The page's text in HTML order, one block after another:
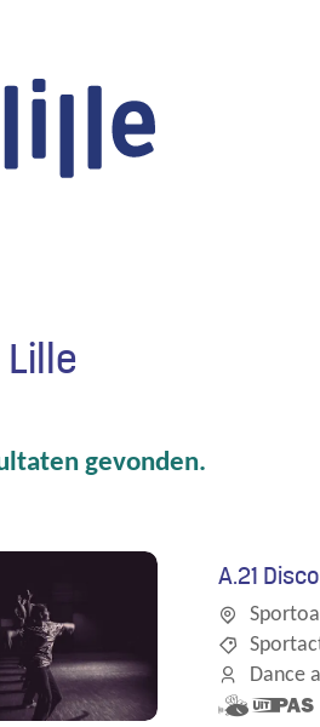
gevonden.
A.21
Dance
SamenDit is een